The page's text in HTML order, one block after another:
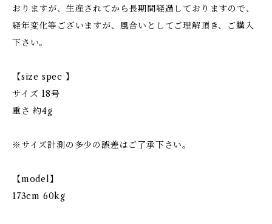
おりますが、生産されてから長期間経過しておりますので、
経年変化等ございますが、風合いとしてご理解頂き、ご購入
下さい。
【size spec 】
サイズ 18号
重さ 約4g
※サイズ計測の多少の誤差はご了承下さい。
【model】
173cm 60kg